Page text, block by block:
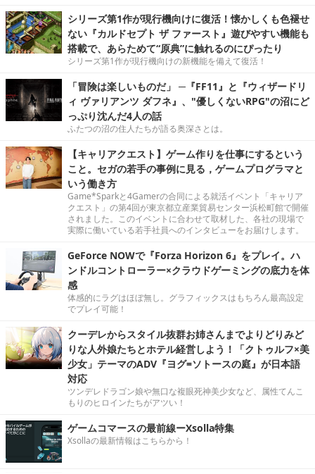
シリーズ第1作が現行機向けに復活！懐かしくも色褪せ
ない『カルドセプト ザ ファースト』遊びやすい機能も
搭載で、あらためて“原典”に触れるのにぴったり
シリーズ第1作が現行機向けの新機能を備えて復活！
「冒険は楽しいものだ」 ─『FF11』と『ウィザードリ
ィ ヴァリアンツ ダフネ』、"優しくないRPG"の沼にど
っぷり沈んだ4人の話
ふたつの沼の住人たちが語る奥深さとは。
【キャリアクエスト】ゲーム作りを仕事にするという
こと。セガの若手の事例に見る，ゲームプログラマと
いう働き方
Game*Sparkと4Gamerの合同による就活イベント「キャリア
クエスト」の第4回が東京都立産業貿易センター浜松町館で開催
されました。このイベントに合わせて取材した、各社の現場で
実際に働いている若手社員へのインタビューをお届けします。
GeForce NOWで『Forza Horizon 6』をプレイ。ハ
ンドルコントローラー×クラウドゲーミングの底力を体
感
体感的にラグはほぼ無し。グラフィックスはもちろん最高設定
でプレイ可能！
クーデレからスタイル抜群お姉さんまでよりどりみど
りな人外娘たちとホテル経営しよう！「クトゥルフ×美
少女」テーマのADV『ヨグ=ソトースの庭』が日本語
対応
ツンデレドラゴン娘や無口な複眼死神美少女など、属性てんこ
もりのヒロインたちがアツい！
ゲームコマースの最前線ーXsolla特集
Xsollaの最新情報はこちらから！